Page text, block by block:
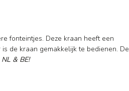
fonteintjes. Deze kraan heeft een
de kraan gemakkelijk te bedienen. De
& BE!